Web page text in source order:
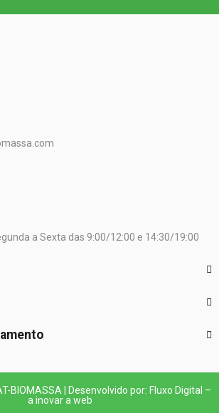
a Sexta das 9:00/12:00 e 14:30/19:00
BIOMASSA | Desenvolvido por: Fluxo Digital –
a inovar a web